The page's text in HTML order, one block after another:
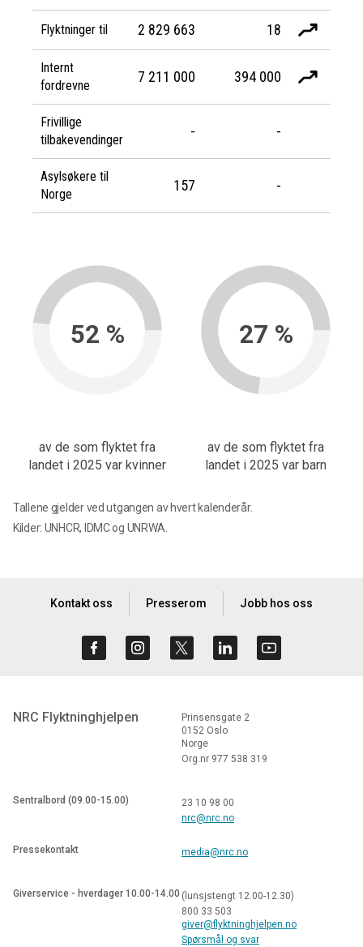
Flyktninger til 2 829 663 18
Internt
fordrevne
7 211 000 394 000
Frivillige
tilbakevendinger
- -
Asylsøkere til
Norge
157 -
52 %
av de som flyktet fra
landet i 2025 var kvinner
27 %
av de som flyktet fra
landet i 2025 var barn
Tallene gjelder ved utgangen av hvert kalenderår.
Kilder: UNHCR, IDMC og UNRWA.
Kontakt oss Presserom Jobb hos oss
NRC Flyktninghjelpen
Prinsensgate 2
0152 Oslo
Norge
Org.nr 977 538 319
Sentralbord (09.00-15.00)
23 10 98 00
nrc@nrc.no
Pressekontakt media@nrc.no
Giverservice - hverdager 10.00-14.00 (lunsjstengt 12.00-12.30)
800 33 503
giver@flyktninghjelpen.no
Spørsmål og svar